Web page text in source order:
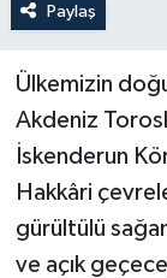
Paylaş
Ülkemizin
Akdeniz
İskenderun
Hakkâri
gürültülü
ve açık
Kültür &
Magazin
Politika
Sağlık
Spor
Son
Haber